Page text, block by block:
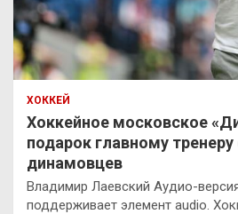
ХОККЕЙ
Хоккейное московское
подарок главному
динамовцев
Владимир Лаевский Аудио-
поддерживает элемент audio.